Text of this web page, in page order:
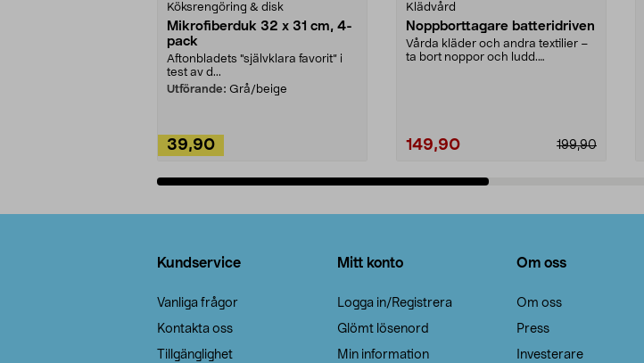
Köksrengöring & disk
Mikrofiberduk 32 x 31 cm, 4-
pack
Aftonbladets "självklara favorit” i
test av d...
Utförande: Grå/beige
39,90
Klädvård
Noppborttagare batteridriven
Vårda kläder och andra textilier –
ta bort noppor och ludd.
199,90
149,90
Kundservice
Vanliga frågor
Kontakta oss
Tillgänglighet
Mitt konto
Logga in/Registrera
Glömt lösenord
Min information
Om oss
Om oss
Press
Investerare